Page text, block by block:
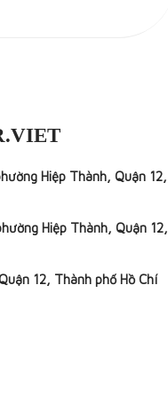
Hiệp Thành, Quận 12,
Hiệp Thành, Quận 12,
12, Thành phố Hồ Chí